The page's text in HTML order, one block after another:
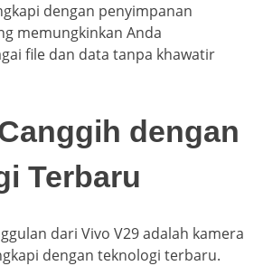
dengan penyimpanan
memungkinkan Anda
file dan data tanpa khawatir
dengan
Terbaru
dari Vivo V29 adalah kamera
dengan teknologi terbaru.